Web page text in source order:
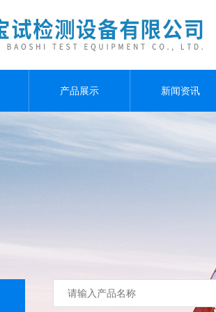
产品展示 新闻资讯